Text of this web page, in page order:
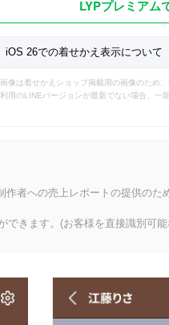
LYPプレミアム
iOS 26での着せかえ表示について
像は着せかえショップ掲載用の画像のため
用のLINEバージョンが最新でない場合、一
者への売上レポートの提供のた
できます。(お客様を直接識別可